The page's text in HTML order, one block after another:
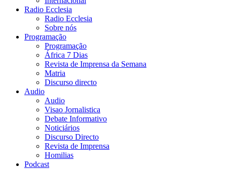
Radio Ecclesia
Radio Ecclesia
Sobre nós
Programação
Programação
África 7 Dias
Revista de Imprensa da Semana
Matria
Discurso directo
Audio
Audio
Visao Jornalistica
Debate Informativo
Noticiários
Discurso Directo
Revista de Imprensa
Homilias
Podcast